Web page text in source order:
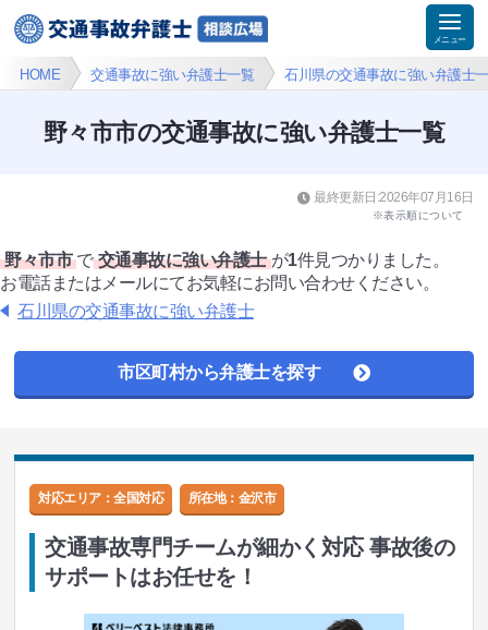
HOME 交通事故に強い弁護士一覧 石川県の交通事故に強い弁護士
野々市市の交通事故に強い弁護士一覧
最終更新日:2026年07月16日
※表示順について
野々市市 で 交通事故に強い弁護士 が1件見つかりました。
お電話またはメールにてお気軽にお問い合わせください。
石川県の交通事故に強い弁護士
市区町村から弁護士を探す
対応エリア：全国対応 所在地： 金沢市
交通事故専門チームが細かく対応 事故後の
サポートはお任せを！